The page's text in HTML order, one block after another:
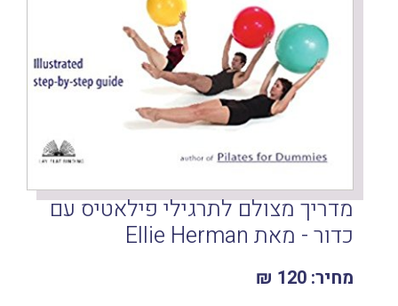
מדריך מצולם לתרגילי פילאטיס עם
כדור - מאת Ellie Herman
מחיר: 120 ₪